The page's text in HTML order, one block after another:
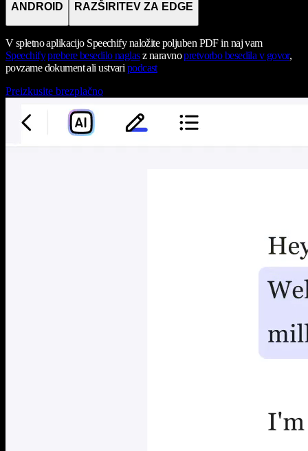
ANDROID RAZŠIRITEV ZA EDGE
V spletno aplikacijo Speechify naložite poljuben PDF in naj vam
Speechify prebere besedilo naglasz naravnopretvorbo besedila v govor,
povzame dokument ali ustvari podcast
Preizkusite brezplačno